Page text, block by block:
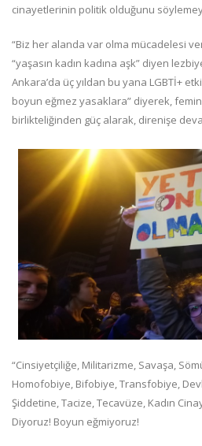
cinayetlerinin politik olduğunu
“Biz her alanda var olma mücadelesi
“yaşasın kadın kadına aşk” diyen
Ankara’da üç yıldan bu yana LGBTİ+
boyun eğmez yasaklara” diyerek,
birlikteliğinden güç alarak, direnişe
“Cinsiyetçiliğe, Militarizme, Savaşa,
Homofobiye, Bifobiye, Transfobiye,
Şiddetine, Tacize, Tecavüze, Kadın
Diyoruz! Boyun eğmiyoruz!